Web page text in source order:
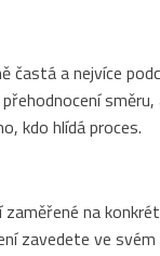
častá a nejvíce
přehodnocení
kdo hlídá proces.
zaměřené na
zavedete ve